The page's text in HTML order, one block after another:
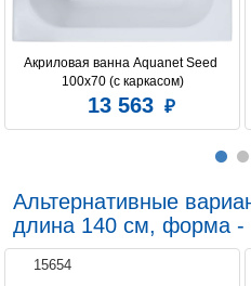
Акриловая ванна Aquanet Seed
100x70 (с каркасом)
13 563
Альтернативные
длина 140 см, форма -
15654